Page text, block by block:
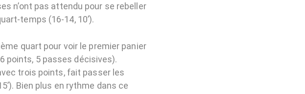
n’ont pas attendu pour se rebeller
temps (16-14, 10’).
quart pour voir le premier panier
points, 5 passes décisives).
trois points, fait passer les
Bien plus en rythme dans ce